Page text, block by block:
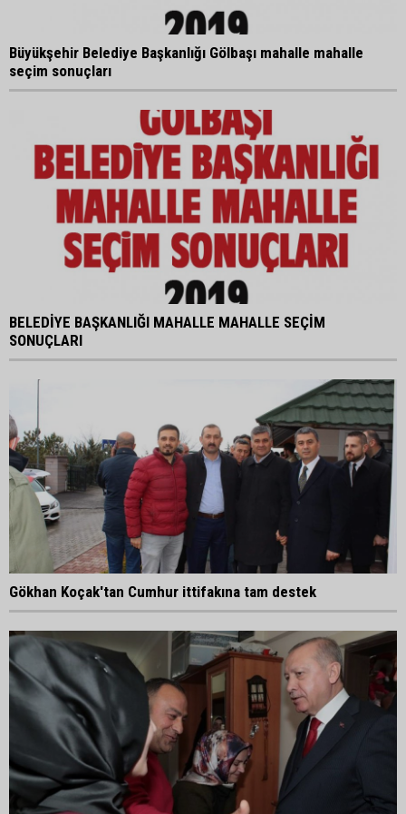
Büyükşehir Belediye Başkanlığı Gölbaşı mahalle mahalle
seçim sonuçları
BELEDİYE BAŞKANLIĞI MAHALLE MAHALLE SEÇİM
SONUÇLARI
Gökhan Koçak'tan Cumhur ittifakına tam destek